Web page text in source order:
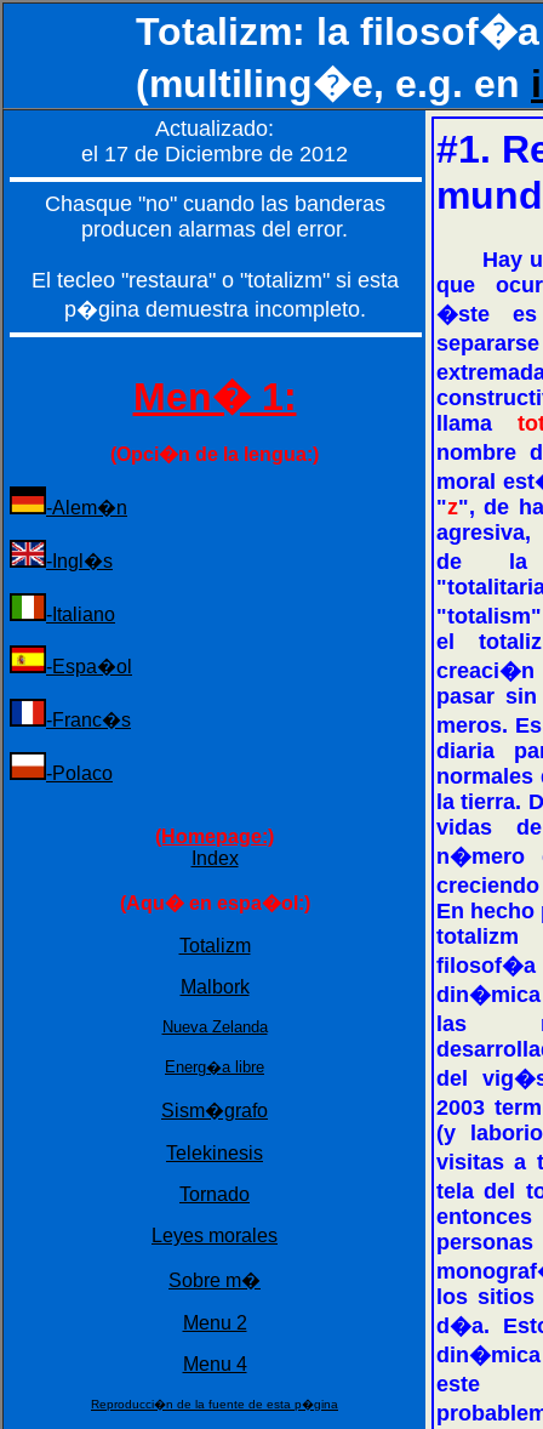
Totalizm: la
(multiling�e, e.g. en
Actualizado:
el 17 de Diciembre de 2012
Chasque "no" cuando las banderas
producen alarmas del error.
El tecleo "restaura" o "totalizm" si esta
p�gina demuestra incompleto.
Men� 1:
(Opci�n de la lengua:)
-Alem�n
-Ingl�s
-Italiano
-Espa�ol
-Franc�s
-Polaco
(Homepage:)
Index
(Aqu� en espa�ol:)
Totalizm
Malbork
Nueva Zelanda
Energ�a libre
Sism�grafo
Telekinesis
Tornado
Leyes morales
Sobre m�
Menu 2
Menu 4
Reproducci�n de la fuente de esta p�gina
#1.
Hay
que
�ste
llama
nombre
moral
"z", de
de la
el
pasar
meros.
diaria
normales
la tierra.
vidas
n�mero
En hecho
las
del
2003
(y
visitas a
tela del
los
d�a.
din�mica
este